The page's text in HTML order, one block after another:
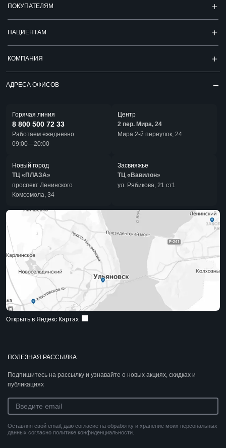
ПОЛЕЗНАЯ РАССЫЛКА
Подпишитесь на рассылку и узнавайте о новых акциях, скидках и
публикациях
Оставляя свой email, даю согласие на обработку и хранение моих персональных
данных согласно политике конфиденциальности.
ПОКУПАТЕЛЯМ
ПАЦИЕНТАМ
КОМПАНИЯ
АДРЕСА ОФИСОВ
Горячая линия
8 800 500 72 33
Работаем ежедневно
09:00—20:00
Центр
2 пер. Мира, 24
Мира 2-й переулок, 24
Новый город
ТЦ «ПЛАЗА»
проспект Ленинского
Комсомола, 34
Засвияжье
ТЦ «Вавилон»
ул. Рябикова, 21 ст1
Открыть в Яндекс Картах